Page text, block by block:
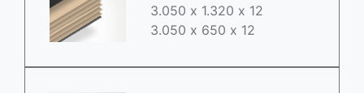
3.050 х 1.320 х 12
3.050 x 650 х 12